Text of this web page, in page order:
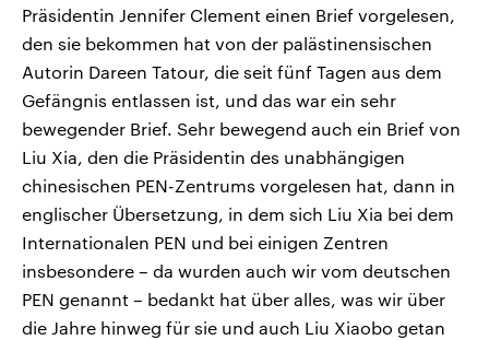
Präsidentin Jennifer Clement einen Brief vorgelesen,
den sie bekommen hat von der palästinensischen
Autorin Dareen Tatour, die seit fünf Tagen aus dem
Gefängnis entlassen ist, und das war ein sehr
bewegender Brief. Sehr bewegend auch ein Brief von
Liu Xia, den die Präsidentin des unabhängigen
chinesischen PEN-Zentrums vorgelesen hat, dann in
englischer Übersetzung, in dem sich Liu Xia bei dem
Internationalen PEN und bei einigen Zentren
insbesondere – da wurden auch wir vom deutschen
PEN genannt – bedankt hat über alles, was wir über
die Jahre hinweg für sie und auch Liu Xiaobo getan